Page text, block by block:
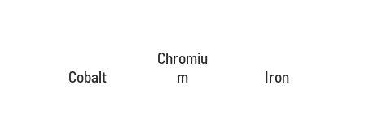
Cobalt
Chromiu
m
Iron